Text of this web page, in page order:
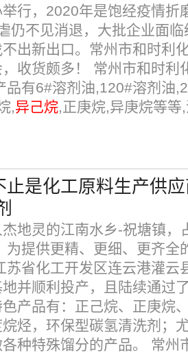
行，2020年是饱经疫情折
仍不见消退，大批企业面
出新出口。常州市和时利
收货颇多！ 常州市和时利
品有6#溶剂油,120#溶剂油
,异己烷,正庚烷,异庚烷等等
是化工原料生产供
地灵的江南水乡-祝塘镇，
为提供更精、更细、更齐全
苏省化工开发区连云港灌云
并顺利投产，且陆续通过
产品有：正己烷、正庚烷
烃，环保型碳氢清洗剂；
种特殊馏分的产品。 常州